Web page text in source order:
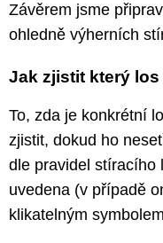
Závěrem jsme
ohledně výherních
Jak zjistit který
To, zda je konkrétní
zjistit, dokud ho
dle pravidel stíracího
uvedena (v případě
klikatelným